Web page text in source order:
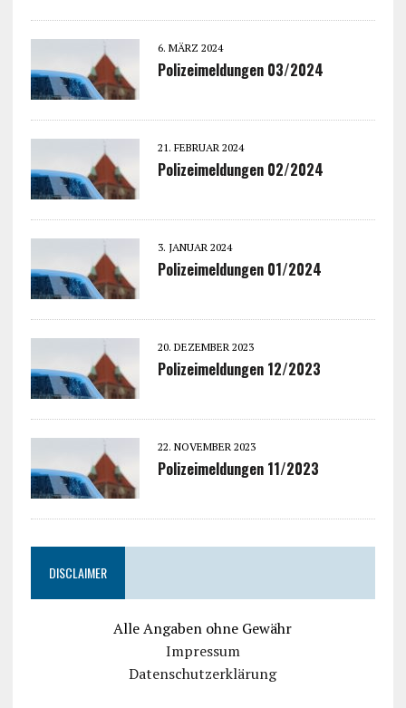
6. MÄRZ 2024
Polizeimeldungen 03/2024
21. FEBRUAR 2024
Polizeimeldungen 02/2024
3. JANUAR 2024
Polizeimeldungen 01/2024
20. DEZEMBER 2023
Polizeimeldungen 12/2023
22. NOVEMBER 2023
Polizeimeldungen 11/2023
DISCLAIMER
Alle Angaben ohne Gewähr
Impressum
Datenschutzerklärung